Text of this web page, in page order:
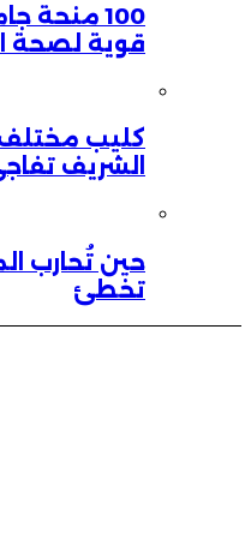
100 منحة
قوية لصحة
كليب مختلف
الشريف
حين تُحارب
تخطئ